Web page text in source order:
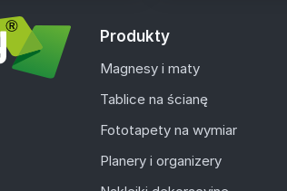
Produkty
Magnesy i maty
Tablice na ścianę
Fototapety na wymiar
Planery i organizery